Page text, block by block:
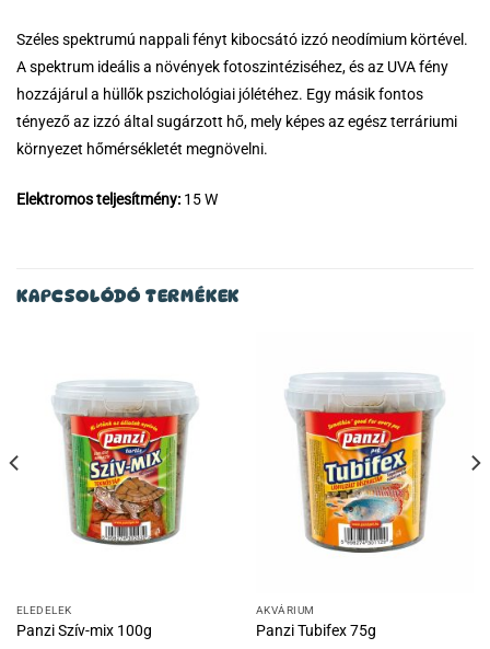
Széles spektrumú nappali fényt kibocsátó izzó neodímium körtével.
A spektrum ideális a növények fotoszintéziséhez, és az UVA fény
hozzájárul a hüllők pszichológiai jólétéhez. Egy másik fontos
tényező az izzó által sugárzott hő, mely képes az egész terráriumi
környezet hőmérsékletét megnövelni.
Elektromos teljesítmény: 15 W
KAPCSOLÓDÓ TERMÉKEK
ELEDELEK
Panzi Szív-mix 100g
AKVÁRIUM
Panzi Tubifex 75g